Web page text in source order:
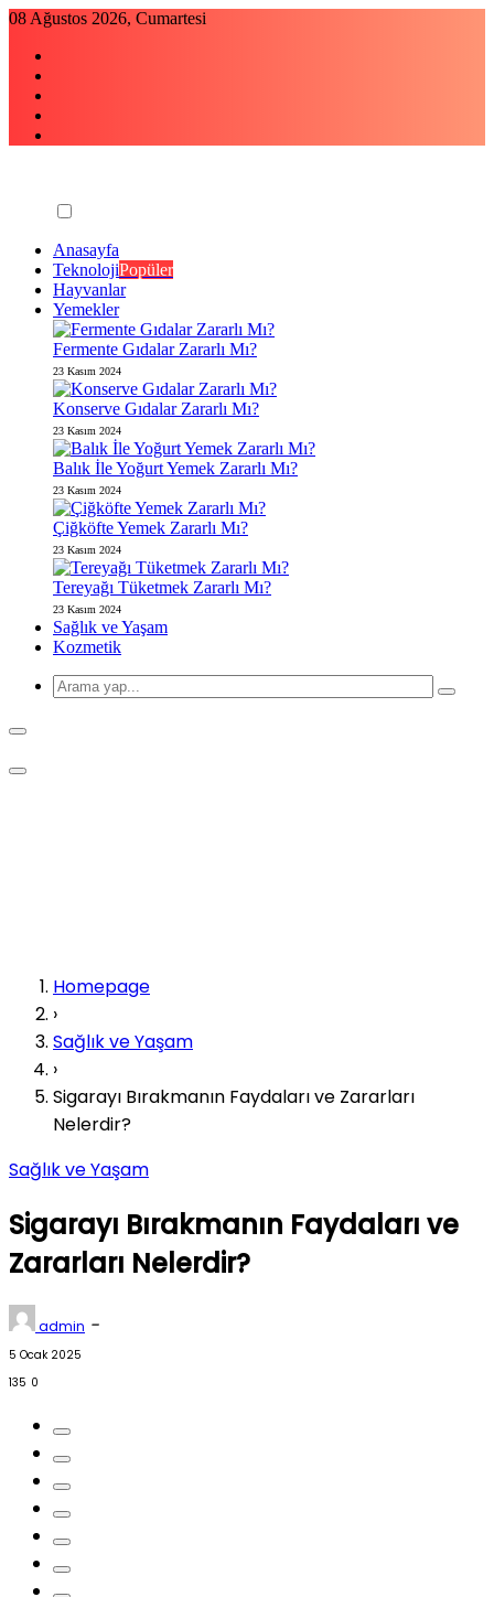
Skip
content
08 Ağustos 2026, Cumartesi
Anasayfa
TeknolojiPopüler
Hayvanlar
Yemekler
Fermente Gıdalar Zararlı Mı?
23 Kasım 2024
Konserve Gıdalar Zararlı Mı?
23 Kasım 2024
Balık İle Yoğurt Yemek Zararlı Mı?
23 Kasım 2024
Çiğköfte Yemek Zararlı Mı?
23 Kasım 2024
Tereyağı Tüketmek Zararlı Mı?
23 Kasım 2024
Sağlık ve Yaşam
Kozmetik
Homepage
›
Sağlık ve Yaşam
›
Sigarayı Bırakmanın Faydaları ve Zararları
Nelerdir?
Sağlık ve Yaşam
Sigarayı Bırakmanın Faydaları ve
Zararları Nelerdir?
admin -
5 Ocak 2025
135 0